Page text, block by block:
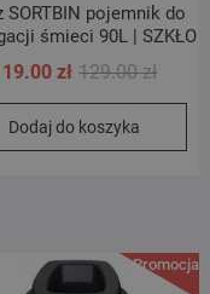
SORTBIN pojemnik do
śmieci 90L | SZKŁO
129.00zł
cena
129.00
zł
cena
119.00
Dodaj do koszyka
Promocja!